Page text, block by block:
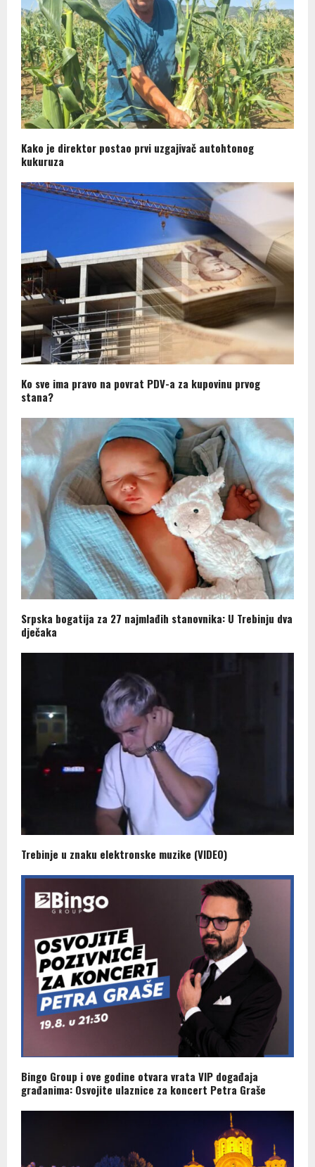
Kako je direktor postao prvi uzgajivač autohtonog
kukuruza
Ko sve ima pravo na povrat PDV-a za kupovinu prvog
stana?
Srpska bogatija za 27 najmlađih stanovnika: U Trebinju dva
dječaka
Trebinje u znaku elektronske muzike (VIDEO)
Bingo Group i ove godine otvara vrata VIP događaja
građanima: Osvojite ulaznice za koncert Petra Graše